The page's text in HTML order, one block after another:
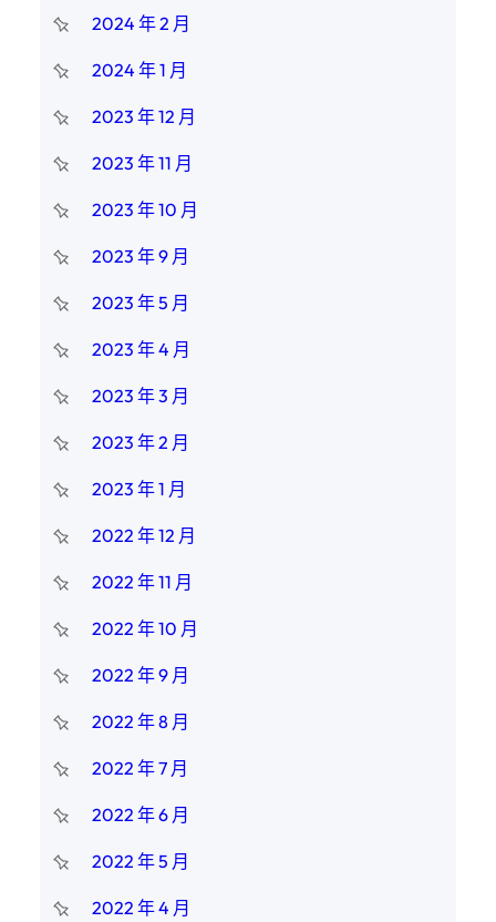
2024 年 2 月
2024 年 1 月
2023 年 12 月
2023 年 11 月
2023 年 10 月
2023 年 9 月
2023 年 5 月
2023 年 4 月
2023 年 3 月
2023 年 2 月
2023 年 1 月
2022 年 12 月
2022 年 11 月
2022 年 10 月
2022 年 9 月
2022 年 8 月
2022 年 7 月
2022 年 6 月
2022 年 5 月
2022 年 4 月